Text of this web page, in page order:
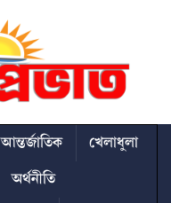
আন্তর্জাতিক
খেলাধুলা
অর্থনীতি